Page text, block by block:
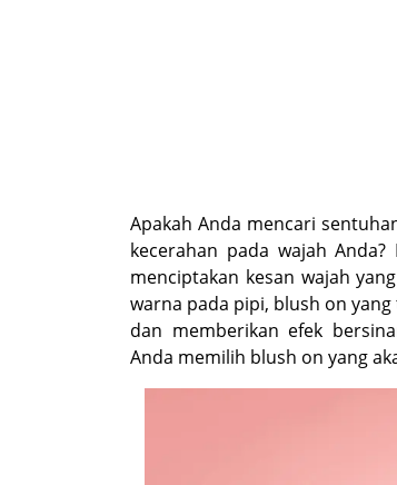
Apakah Anda mencari
kecerahan pada wajah
menciptakan kesan wajah
warna pada pipi, blush on
dan memberikan efek
Anda memilih blush on yang